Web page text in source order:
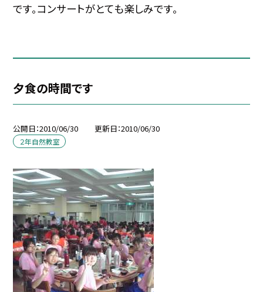
です。コンサートがとても楽しみです。
夕食の時間です
公開日 2010/06/30 更新日 2010/06/30
２年自然教室